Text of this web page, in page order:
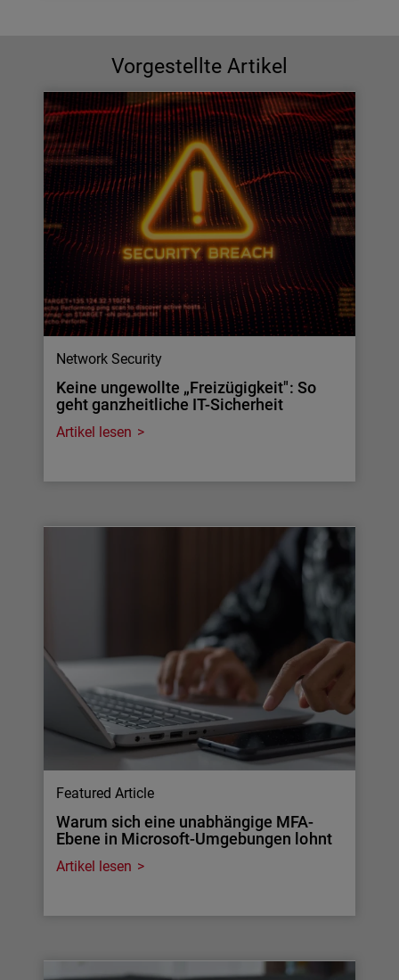
Vorgestellte Artikel
Network Security
Keine ungewollte „Freizügigkeit": So
geht ganzheitliche IT-Sicherheit
Artikel lesen
Featured Article
Warum sich eine unabhängige MFA-
Ebene in Microsoft-Umgebungen lohnt
Artikel lesen